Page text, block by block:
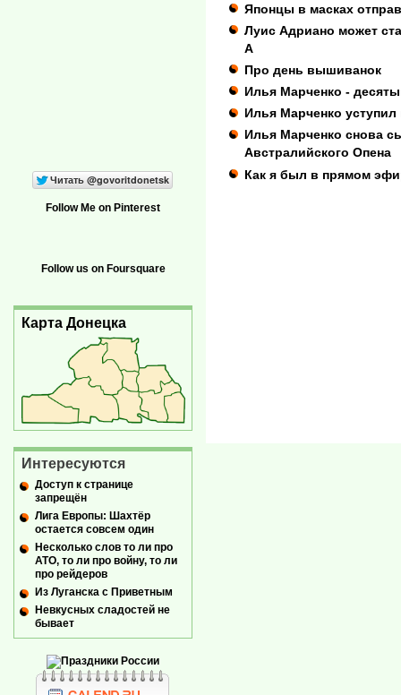
Японцы в масках
Луис Адриано может
А
Про день вышиванок
Илья Марченко -
Илья Марченко
Илья Марченко снова
Австралийского Опена
Как я был в прямом
Follow Me on Pinterest
Follow us on Foursquare
Карта Донецка
Интересуются
Доступ к странице
запрещён
Лига Европы: Шахтёр
остается совсем один
Несколько слов то ли про
АТО, то ли про войну, то ли
про рейдеров
Из Луганска с Приветным
Невкусных сладостей не
бывает